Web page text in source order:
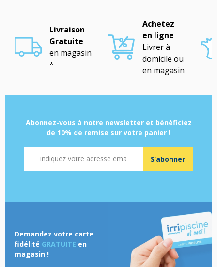
Livraison
Gratuite
en magasin
*
Achetez
en ligne
Livrer à
domicile ou
en magasin
Abonnez-vous à notre newsletter et bénéficiez
de 10% de remise sur votre panier !
S’abonner
Demandez votre carte
fidélité GRATUITE en
magasin !